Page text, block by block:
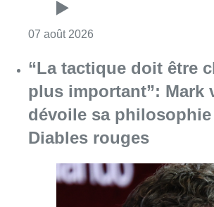
07 août 2026
“La tactique doit être
plus important”: Mark
dévoile sa
Diables rouges